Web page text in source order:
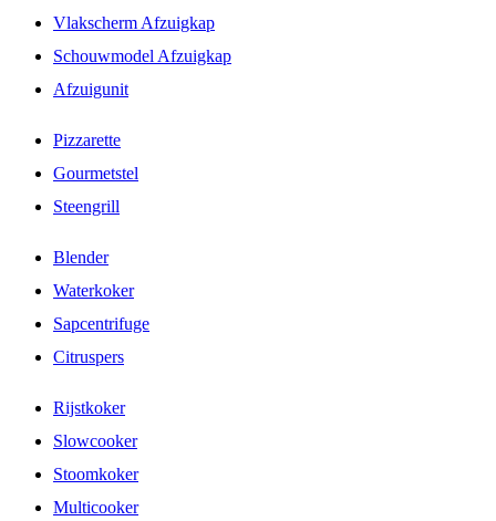
Vlakscherm Afzuigkap
Schouwmodel Afzuigkap
Afzuigunit
Pizzarette
Gourmetstel
Steengrill
Blender
Waterkoker
Sapcentrifuge
Citruspers
Rijstkoker
Slowcooker
Stoomkoker
Multicooker